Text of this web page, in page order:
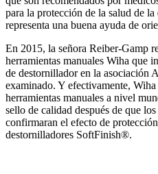
para la protección de la salud de
representa una buena ayuda de
En 2015, la señora Reiber-Gamp
herramientas manuales Wiha que
de destornillador en la asociación
examinado. Y efectivamente,
herramientas manuales a nivel
sello de calidad después de que
confirmaran el efecto de
destornilladores SoftFinish®.